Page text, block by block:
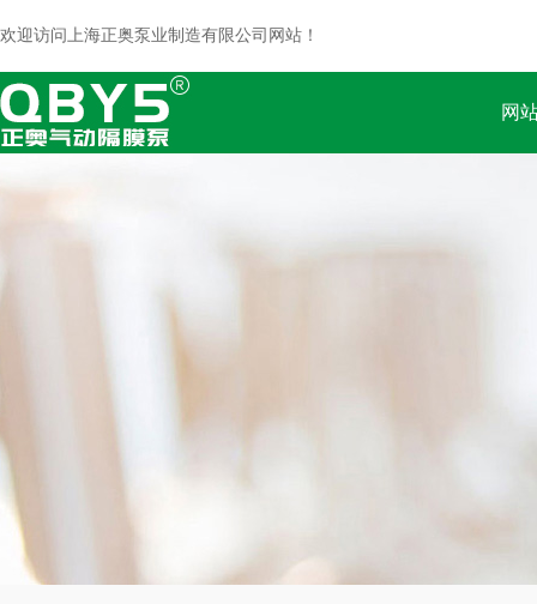
欢迎访问上海正奥泵业制造有限公司网站！
网